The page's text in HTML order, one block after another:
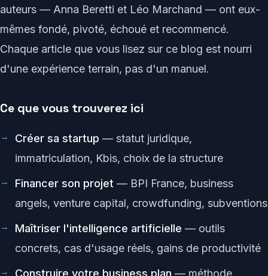
auteurs — Anna Beretti et Léo Marchand — ont eux-
mêmes fondé, pivoté, échoué et recommencé.
Chaque article que vous lisez sur ce blog est nourri
d'une expérience terrain, pas d'un manuel.
Ce que vous trouverez ici
Créer sa startup — statut juridique,
immatriculation, Kbis, choix de la structure
Financer son projet — BPI France, business
angels, venture capital, crowdfunding, subventions
Maîtriser l'intelligence artificielle — outils
concrets, cas d'usage réels, gains de productivité
Construire votre business plan — méthode,